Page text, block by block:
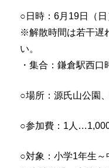
○日時：6月19日（
※解散時間は若干遅
い。
・集合：鎌倉駅西
○場所：源氏山公園
○参加費：1人
○対象：小学1年生